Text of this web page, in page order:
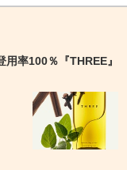
率100％『THREE』